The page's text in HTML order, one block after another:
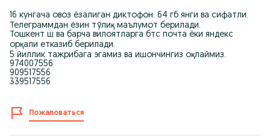
16 кунгача овоз ёзалиган диктофон. 64 гб янги ва сифатли.
Телеграммдан ёзин тўлиқ маълумот берилади.
Тошкент ш ва барча вилоятларга бтс почта ёки яндекс
орқали етказиб берилади.
5 йиллик тажрибага эгамиз ва ишончингиз оқлаймиз.
974007556
909517556
339517556
Пожаловаться